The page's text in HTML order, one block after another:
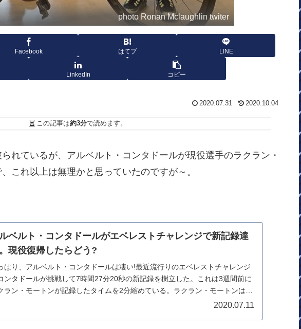
photo Ronan Mclaughlin twiter
Facebook はてブ LINE
LinkedIn コピー
2020.07.31 2020.10.04
この記事は約3分で読めます。
れているが、アルベルト・コンタドールが現役選手のラクラン・
これ以上は無理かと思っていたのですが～。
ベルト・コンタドールがエベレストチャレンジで新記録達
現役復帰したらどう?
ぱり、アルベルト・コンタドールは凄い!最近流行りのエベレストチャレンジ
ンタドールが挑戦して7時間27分20秒の新記録を樹立した。これは3週間前に
ラン・モートンが記録したタイムを2分縮めている。ラクラン・モートンは2
2020.07.11